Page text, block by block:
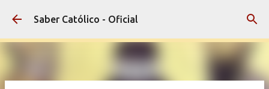
Pular para o conteúdo principal
Saber Católico - Oficial